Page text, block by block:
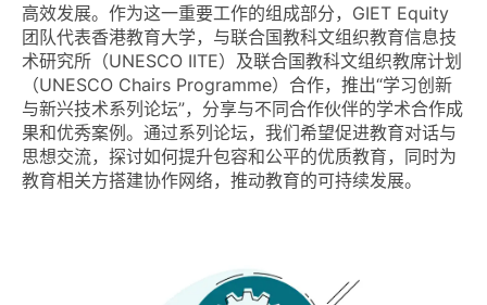
高效发展。作为这一重要工作的组成部分，GIET Equity
团队代表香港教育大学，与联合国教科文组织教育信息技
术研究所（UNESCO IITE）及联合国教科文组织教席计划
（UNESCO Chairs Programme）合作，推出“学习创新
与新兴技术系列论坛”，分享与不同合作伙伴的学术合作成
果和优秀案例。通过系列论坛，我们希望促进教育对话与
思想交流，探讨如何提升包容和公平的优质教育，同时为
教育相关方搭建协作网络，推动教育的可持续发展。